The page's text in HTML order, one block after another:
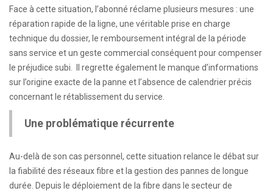
Face à cette situation, l’abonné réclame plusieurs mesures : une
réparation rapide de la ligne, une véritable prise en charge
technique du dossier, le remboursement intégral de la période
sans service et un geste commercial conséquent pour compenser
le préjudice subi. Il regrette également le manque d’informations
sur l’origine exacte de la panne et l’absence de calendrier précis
concernant le rétablissement du service.
Une problématique récurrente
Au-delà de son cas personnel, cette situation relance le débat sur
la fiabilité des réseaux fibre et la gestion des pannes de longue
durée. Depuis le déploiement de la fibre dans le secteur de